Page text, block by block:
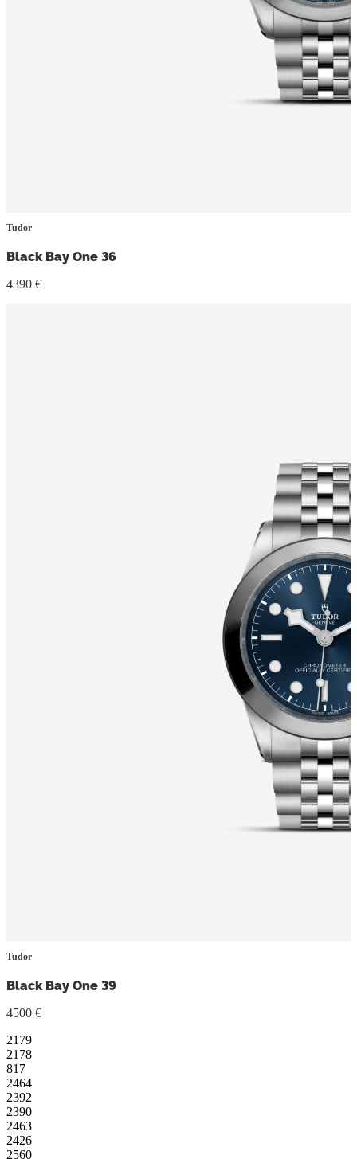
Tudor
Black Bay One 36
4390 €
Tudor
Black Bay One 39
4500 €
2179
2178
817
2464
2392
2390
2463
2426
2560